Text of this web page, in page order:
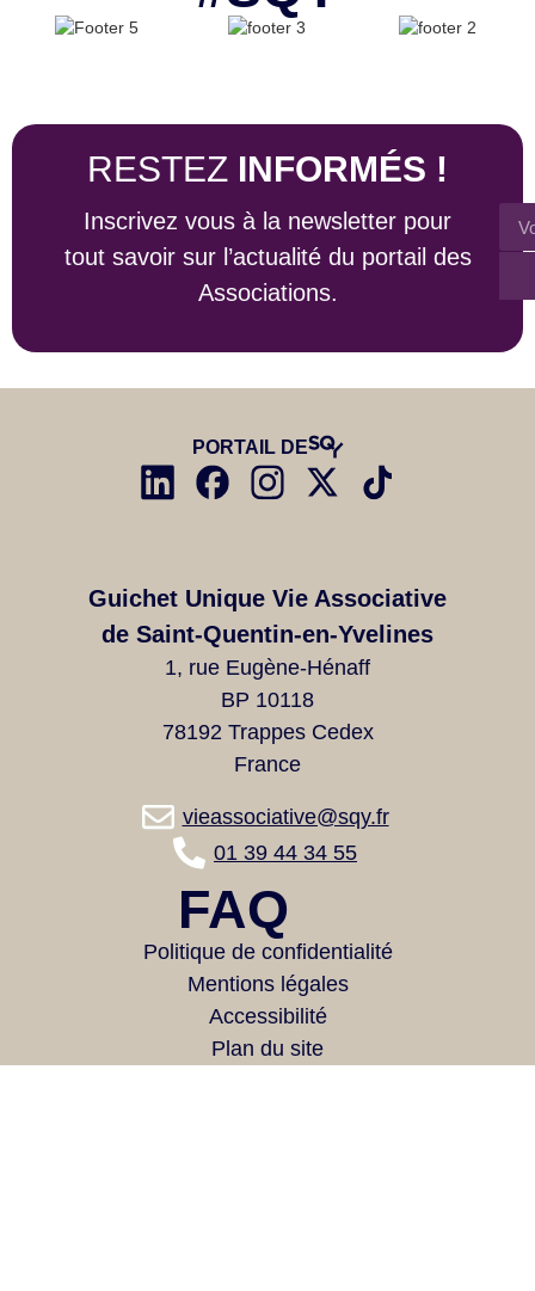
RESTEZ INFORMÉS !
Inscrivez vous à la newsletter pour
tout savoir sur l’actualité du portail des
Associations.
PORTAIL DE
Guichet Unique Vie Associative
de Saint-Quentin-en-Yvelines
1, rue Eugène-Hénaff
BP 10118
78192 Trappes Cedex
France
vieassociative@sqy.fr
01 39 44 34 55
FAQ
Politique de confidentialité
Mentions légales
Accessibilité
Plan du site